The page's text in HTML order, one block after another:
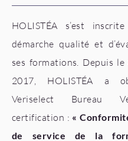
HOLISTÉA s’est
démarche qualité et
ses formations. Depuis
2017, HOLISTÉA a
Veriselect Bureau
certification : «
de service de la